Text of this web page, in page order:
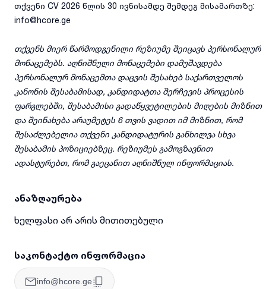
თქვენი CV 2026 წლის 30 ივნისამდე შემდეგ მისამართზე:
info@hcore.ge
თქვენს მიერ წარმოდგენილი რეზიუმე შეიცავს პერსონალურ
მონაცემებს. აღნიშნული მონაცემები დამუშავდება
პერსონალურ მონაცემთა დაცვის შესახებ საქართველოს
კანონის შესაბამისად, კანდიდატთა შერჩევის პროცესის
ფარგლებში, შესაბამისი გადაწყვეტილების მიღების მიზნით
და შეინახება არაუმეტეს 6 თვის ვადით იმ მიზნით, რომ
შესაძლებელია თქვენი კანდიდატურის განხილვა სხვა
შესაბამის პოზიციებზეც. რეზიუმეს გამოგზავნით
ადასტურებთ, რომ გაეცანით აღნიშნულ ინფორმაციას.
ანაზღაურება
ხელფასი არ არის მითითებული
საკონტაქტო ინფორმაცია
info@hcore.ge